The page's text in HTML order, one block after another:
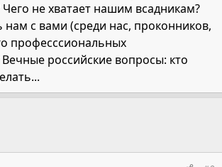
не хватает нашим всадникам?
нам с вами (среди нас, проконников,
професссиональных
российские вопросы: кто